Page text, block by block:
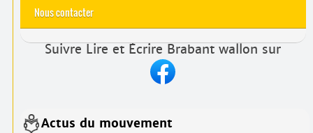
Nous contacter
Suivre Lire et Écrire Brabant wallon sur
Actus du mouvement